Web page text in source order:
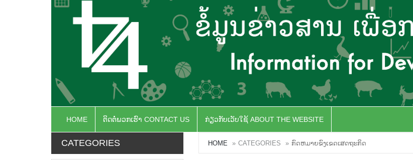
HOME ຕິດຕໍ່ພວກເຮົາ CONTACT US ກ່ຽວກັບເວັບໃຊ້ ABOUT THE WEBSITE
CATEGORIES HOME CATEGORIES ກົດຫມາຍຂົງເຂດເສດຖະກິດ